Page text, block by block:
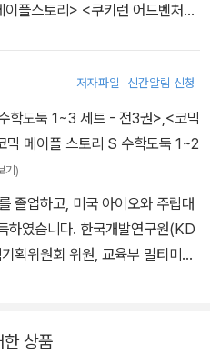
플스토리> <쿠키런 어드벤처>
저자파일 신간알림 신청
학도둑 1~3 세트 - 전3권>,<코믹
믹 메이플 스토리 S 수학도둑 1~2
기)
졸업하고, 미국 아이오와 주립대
하였습니다. 한국개발연구원(KD
원, 교육부 멀티미디
습니다. <수학도둑> <창의사고
한 상품